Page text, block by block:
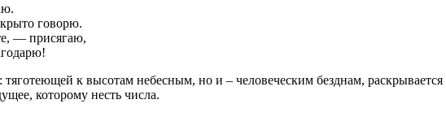
говорю.
— присягаю,
к высотам небесным, но и – человеческим безднам,
которому несть числа.